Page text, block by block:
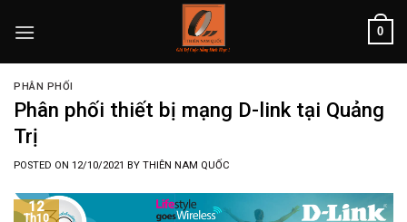
0
PHÂN PHỐI
Phân phối thiết bị mạng D-link tại Quảng
Trị
POSTED ON 12/10/2021 BY THIÊN NAM QUỐC
12
Th10